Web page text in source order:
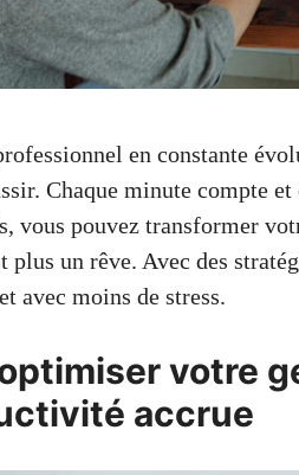
en constante
Chaque minute compte
vous pouvez transformer
plus un rêve. Avec des
avec moins de stress.
votre
accrue